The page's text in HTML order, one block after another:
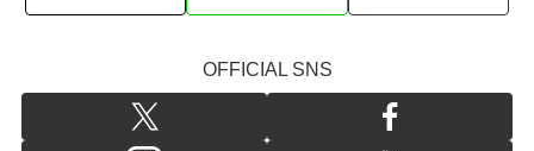
OFFICIAL SNS